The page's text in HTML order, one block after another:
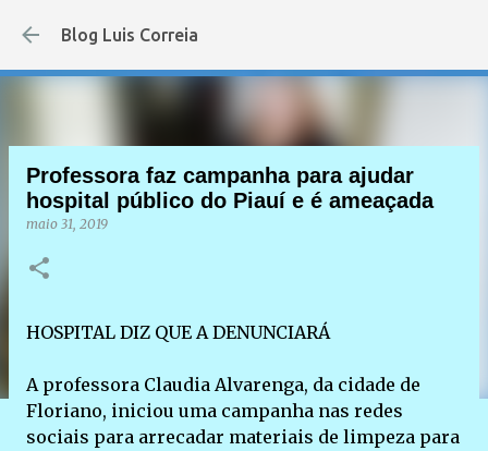
Blog Luis Correia
Professora faz campanha para ajudar
hospital público do Piauí e é ameaçada
maio 31, 2019
HOSPITAL DIZ QUE A DENUNCIARÁ
A professora Claudia Alvarenga, da cidade de
Floriano, iniciou uma campanha nas redes
sociais para arrecadar materiais de limpeza para